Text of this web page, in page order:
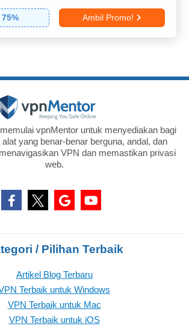
75% Ambil Promo!
vpnMentor untuk menyediakan bagi
yang benar-benar berguna, andal, dan
VPN dan memastikan privasi
web.
/ Pilihan Terbaik
Artikel Blog Terbaru
Terbaik untuk Windows
VPN Terbaik untuk Mac
VPN Terbaik untuk iOS